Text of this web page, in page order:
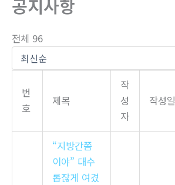
공지사항
전체 96
번
호
제목
작
성
자
작성일
“지방간쯤
이야” 대수
롭잖게 여겼